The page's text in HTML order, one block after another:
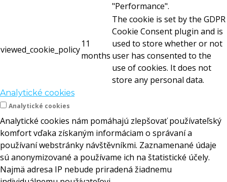
"Performance".
viewed_cookie_policy
11
months
The cookie is set by the GDPR
Cookie Consent plugin and is
used to store whether or not
user has consented to the
use of cookies. It does not
store any personal data.
Analytické cookies
Analytické cookies
Analytické cookies nám pomáhajú zlepšovať používateľský
komfort vďaka získaným informáciam o správaní a
používaní webstránky návštěvníkmi. Zaznamenané údaje
sú anonymizované a používame ich na štatistické účely.
Najmä adresa IP nebude priradená žiadnemu